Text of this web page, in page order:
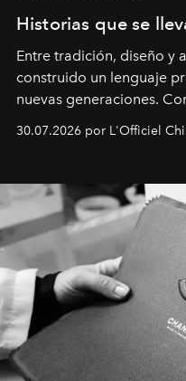
Historias que se
Entre tradición, diseño y
construido un lenguaje
nuevas generaciones.
Dubray, la responsable
Latinoamérica, sobre
30.07.2026 por L'Officiel